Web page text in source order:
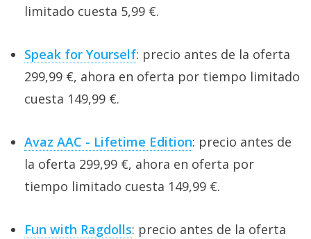
limitado cuesta 5,99 €.
Speak for Yourself: precio antes de la oferta
299,99 €, ahora en oferta por tiempo limitado
cuesta 149,99 €.
Avaz AAC - Lifetime Edition: precio antes de
la oferta 299,99 €, ahora en oferta por
tiempo limitado cuesta 149,99 €.
Fun with Ragdolls: precio antes de la oferta